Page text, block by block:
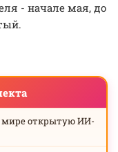
- начале мая, до
мире открытую ИИ-